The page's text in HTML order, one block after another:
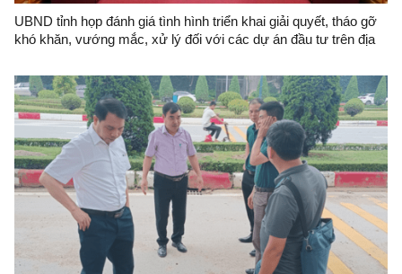
UBND tỉnh họp đánh giá tình hình triển khai giải quyết, tháo gỡ
khó khăn, vướng mắc, xử lý đối với các dự án đầu tư trên địa